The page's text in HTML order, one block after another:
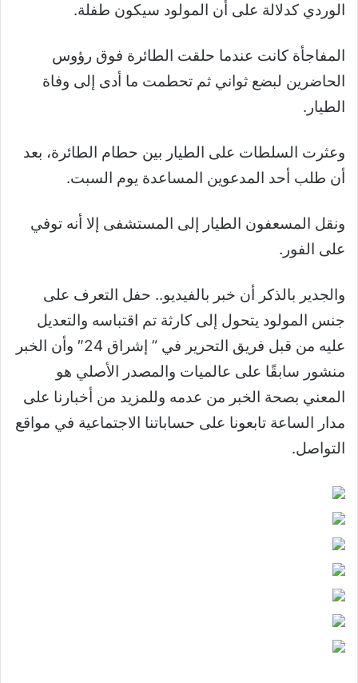
الوردي كدلالة على أن المولود سيكون طفلة.
المفاجأة كانت عندما حلقت الطائرة فوق رؤوس
الحاضرين لبضع ثواني ثم تحطمت ما أدى إلى وفاة
الطيار.
وعثرت السلطات على الطيار بين حطام الطائرة، بعد
أن طلب أحد المدعوين المساعدة يوم السبت.
ونقل المسعفون الطيار إلى المستشفى إلا أنه توفي
على الفور.
والجدير بالذكر أن خبر بالفيديو.. حفل التعرف على
جنس المولود يتحول إلى كارثة تم اقتباسه والتعديل
عليه من قبل فريق التحرير في ” إشراق 24″ وأن الخبر
منشور سابقًا على عالميات والمصدر الأصلي هو
المعني بصحة الخبر من عدمه وللمزيد من أخبارنا على
مدار الساعة تابعونا على حساباتنا الاجتماعية في مواقع
التواصل.